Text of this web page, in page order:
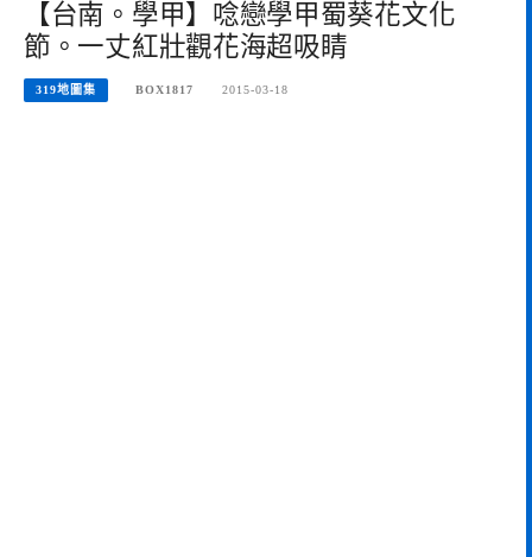
【台南。學甲】唸戀學甲蜀葵花文化
節。一丈紅壯觀花海超吸睛
319地圖集 BOX1817 2015-03-18